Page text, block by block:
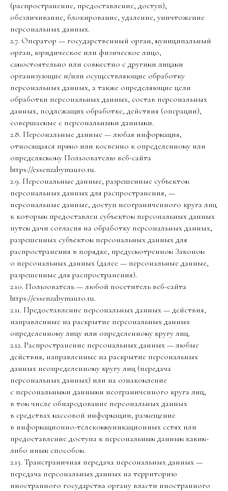
(распространение, предоставление, доступ),
обезличивание, блокирование, удаление, уничтожение
персональных данных.
2.7. Оператор — государственный орган, муниципальный
орган, юридическое или физическое лицо,
самостоятельно или совместно с другими лицами
организующие и/или осуществляющие обработку
персональных данных, а также определяющие цели
обработки персональных данных, состав персональных
данных, подлежащих обработке, действия (операции),
совершаемые с персональными данными.
2.8. Персональные данные — любая информация,
относящаяся прямо или косвенно к определенному или
определяемому Пользователю веб-сайта
https://essenzabymauro.ru.
2.9. Персональные данные, разрешенные субъектом
персональных данных для распространения, —
персональные данные, доступ неограниченного круга лиц
к которым предоставлен субъектом персональных данных
путем дачи согласия на обработку персональных данных,
разрешенных субъектом персональных данных для
распространения в порядке, предусмотренном Законом
о персональных данных (далее — персональные данные,
разрешенные для распространения).
2.10. Пользователь — любой посетитель веб-сайта
https://essenzabymauro.ru.
2.11. Предоставление персональных данных — действия,
направленные на раскрытие персональных данных
определенному лицу или определенному кругу лиц.
2.12. Распространение персональных данных — любые
действия, направленные на раскрытие персональных
данных неопределенному кругу лиц (передача
персональных данных) или на ознакомление
с персональными данными неограниченного круга лиц,
в том числе обнародование персональных данных
в средствах массовой информации, размещение
в информационно-телекоммуникационных сетях или
предоставление доступа к персональным данным каким-
либо иным способом.
2.13. Трансграничная передача персональных данных —
передача персональных данных на территорию
иностранного государства органу власти иностранного